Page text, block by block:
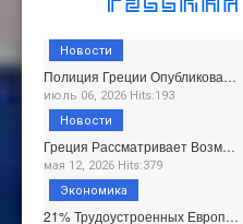
Полиция Греции Опубликова…
июль 06, 2026 Hits:193
Новости
Греция Рассматривает Возм…
мая 12, 2026 Hits:379
Новости
21% Трудоустроенных Европ…
Экономика